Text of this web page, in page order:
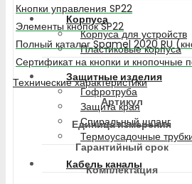
Корпуса
Корпуса для устройств
Пластиковые корпуса
Защитные изделия
Гофротруба
Защита края
Спиральный шланг
Термоусадочные
Кабель каналы
Кнопки управления SP22
Элементы кнопок SP22
Полный каталог Spamel 2020 RU
Сертификат на кнопки и кнопочные
Технические характеристики
Артикул
Единица измерения
Гарантийный срок
Комплектация